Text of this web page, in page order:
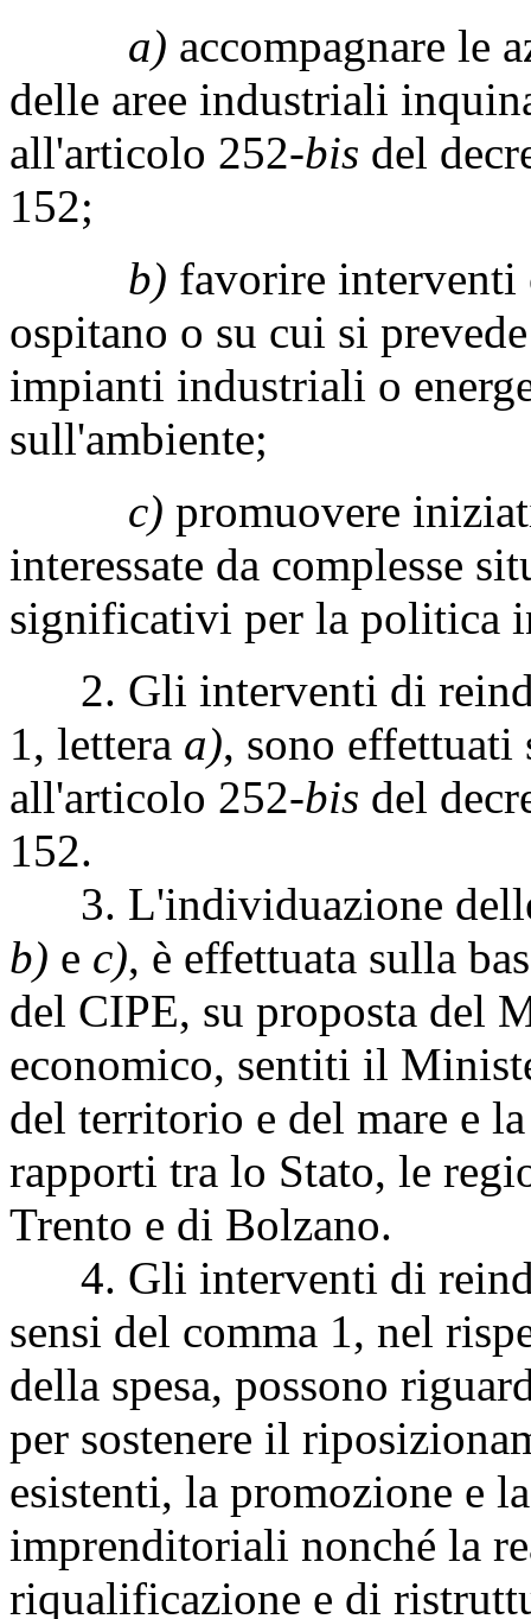
a) accompagnare le
delle aree industriali
all'articolo 252-bis del
152;
b) favorire interventi
ospitano o su cui si
impianti industriali o
sull'ambiente;
c) promuovere
interessate da complesse
significativi per la politica
2. Gli interventi di
1, lettera a), sono effettuati
all'articolo 252-bis del
152.
3. L'individuazione delle
b) e c), è effettuata sulla
del CIPE, su proposta del
economico, sentiti il
del territorio e del mare e
rapporti tra lo Stato, le
Trento e di Bolzano.
4. Gli interventi di
sensi del comma 1, nel
della spesa, possono
per sostenere il
esistenti, la promozione e
imprenditoriali nonché la
riqualificazione e di